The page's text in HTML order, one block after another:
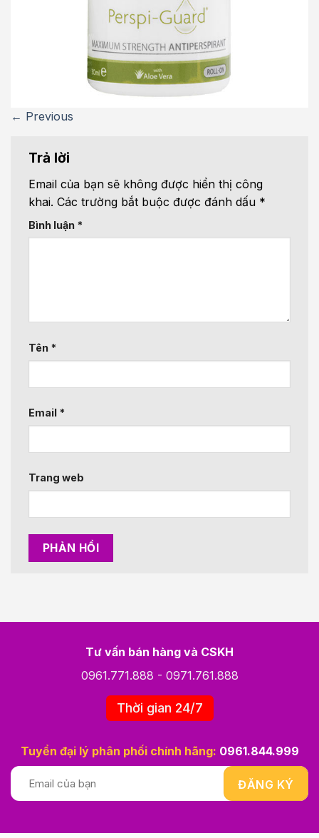
← Previous
Trả lời
Email của bạn sẽ không được hiển thị công
khai. Các trường bắt buộc được đánh dấu *
Bình luận *
Tên *
Email *
Trang web
Tư vấn bán hàng và CSKH
0961.771.888 - 0971.761.888
Thời gian 24/7
Tuyển đại lý phân phối chính hãng: 0961.844.999